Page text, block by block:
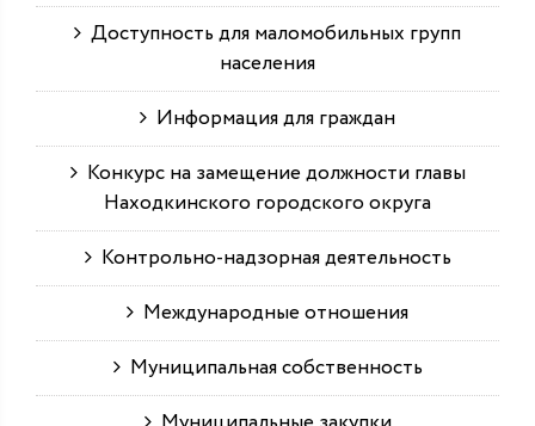
Доступность для маломобильных групп
населения
Информация для граждан
Конкурс на замещение должности главы
Находкинского городского округа
Контрольно-надзорная деятельность
Международные отношения
Муниципальная собственность